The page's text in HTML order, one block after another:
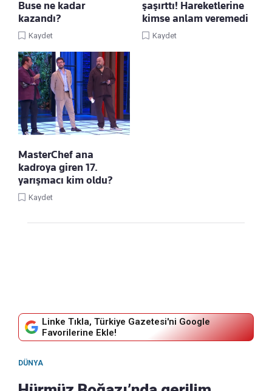
Buse ne kadar
kazandı?
Kaydet
şaşırttı! Hareketlerine
kimse anlam veremedi
Kaydet
MasterChef ana
kadroya giren 17.
yarışmacı kim oldu?
Kaydet
Linke Tıkla, Türkiye Gazetesi'ni Google
Favorilerine Ekle!
DÜNYA